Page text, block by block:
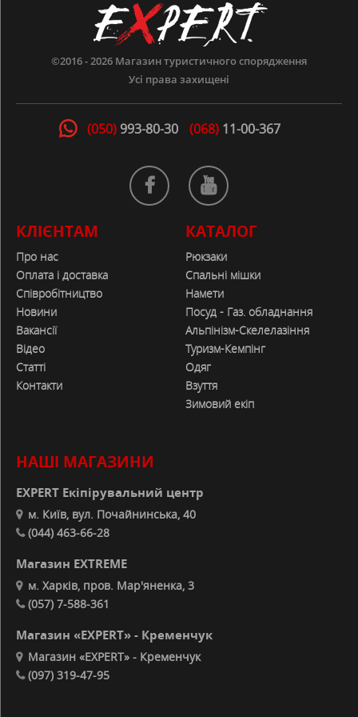
ЗАЛИШИТИ ВІДГУК
ТАБЛИЦЯ РОЗМІРІВ
41959
©2016 - 2026 Магазин туристичного спорядження
Усі права захищені
(050) 993-80-30 (068) 11-00-367
КЛІЄНТАМ
Про нас
Оплата і доставка
Співробітництво
Новини
Вакансії
Відео
Статті
Контакти
КАТАЛОГ
Рюкзаки
Спальні мішки
Намети
Посуд - Газ. обладнання
Альпінізм-Скелелазіння
Туризм-Кемпінг
Одяг
Взуття
Зимовий екіп
НАШІ МАГАЗИНИ
EXPERT Екіпірувальний центр
м. Київ, вул. Почайнинська, 40
(044) 463-66-28
Магазин EXTREME
м. Харків, пров. Мар'яненка, 3
(057) 7-588-361
Магазин «EXPERT» - Кременчук
Магазин «EXPERT» - Кременчук
(097) 319-47-95